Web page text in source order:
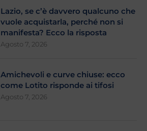
Lazio, se c’è davvero qualcuno che
vuole acquistarla, perché non si
manifesta? Ecco la risposta
Agosto 7, 2026
Amichevoli e curve chiuse: ecco
come Lotito risponde ai tifosi
Agosto 7, 2026